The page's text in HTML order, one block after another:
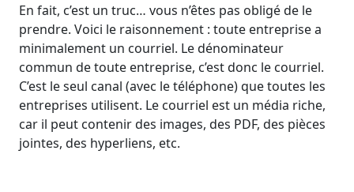
En fait, c’est un truc… vous n’êtes pas obligé de le
prendre. Voici le raisonnement : toute entreprise a
minimalement un courriel. Le dénominateur
commun de toute entreprise, c’est donc le courriel.
C’est le seul canal (avec le téléphone) que toutes les
entreprises utilisent. Le courriel est un média riche,
car il peut contenir des images, des PDF, des pièces
jointes, des hyperliens, etc.